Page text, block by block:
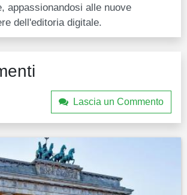
appassionandosi alle nuove
dell'editoria digitale.
Lascia un Commento